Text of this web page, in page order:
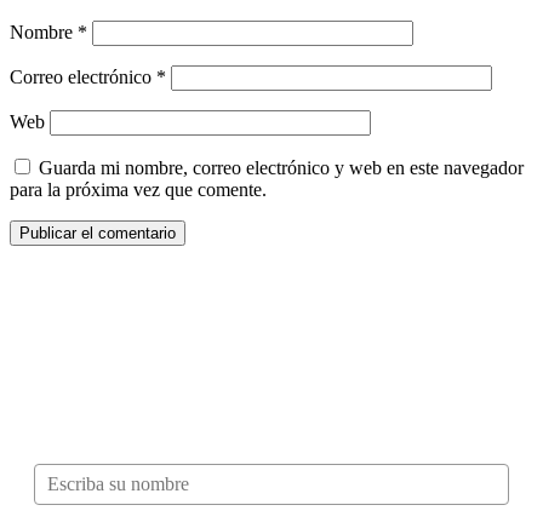
Nombre *
Correo electrónico *
Web
Guarda mi nombre, correo electrónico y web en este navegador
para la próxima vez que comente.